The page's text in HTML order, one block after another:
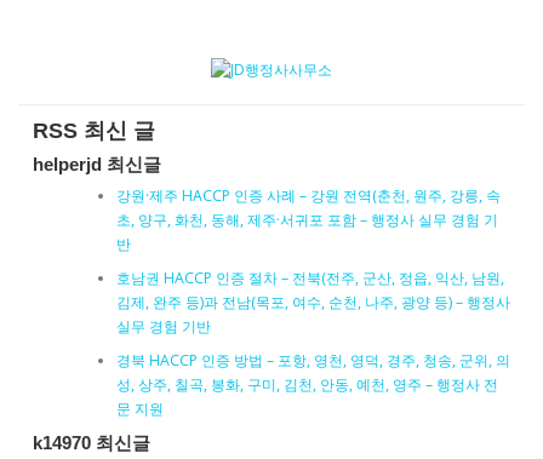
RSS 최신 글
helperjd 최신글
강원·제주 HACCP 인증 사례 – 강원 전역(춘천, 원주, 강릉, 속
초, 양구, 화천, 동해, 제주·서귀포 포함 – 행정사 실무 경험 기
반
호남권 HACCP 인증 절차 – 전북(전주, 군산, 정읍, 익산, 남원,
김제, 완주 등)과 전남(목포, 여수, 순천, 나주, 광양 등) – 행정사
실무 경험 기반
경북 HACCP 인증 방법 – 포항, 영천, 영덕, 경주, 청송, 군위, 의
성, 상주, 칠곡, 봉화, 구미, 김천, 안동, 예천, 영주 – 행정사 전
문 지원
k14970 최신글